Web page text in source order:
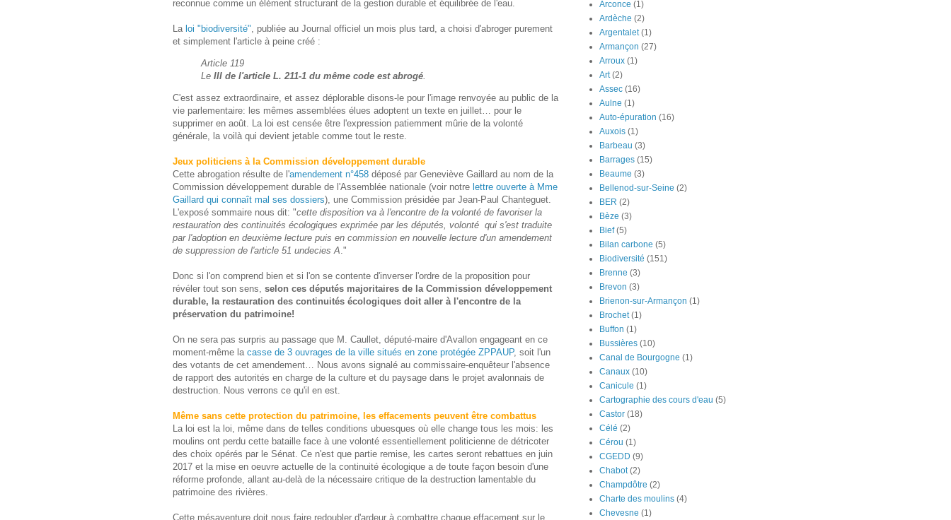
reconnue comme un élément structurant de la gestion durable et équilibrée de l'eau.
La loi "biodiversité", publiée au Journal officiel un mois plus tard, a choisi d'abroger purement
et simplement l'article à peine créé :
Article 119
Le III de l'article L. 211-1 du même code est abrogé.
C'est assez extraordinaire, et assez déplorable disons-le pour l'image renvoyée au public de la
vie parlementaire: les mêmes assemblées élues adoptent un texte en juillet… pour le
supprimer en août. La loi est censée être l'expression patiemment mûrie de la volonté
générale, la voilà qui devient jetable comme tout le reste.
Jeux politiciens à la Commission développement durable
Cette abrogation résulte de l'amendement n°458 déposé par Geneviève Gaillard au nom de la
Commission développement durable de l'Assemblée nationale (voir notre lettre ouverte à Mme
Gaillard qui connaît mal ses dossiers), une Commission présidée par Jean-Paul Chanteguet.
L'exposé sommaire nous dit: "cette disposition va à l'encontre de la volonté de favoriser la
restauration des continuités écologiques exprimée par les députés, volonté qui s'est traduite
par l'adoption en deuxième lecture puis en commission en nouvelle lecture d'un amendement
de suppression de l'article 51 undecies A."
Donc si l'on comprend bien et si l'on se contente d'inverser l'ordre de la proposition pour
révéler tout son sens, selon ces députés majoritaires de la Commission développement
durable, la restauration des continuités écologiques doit aller à l'encontre de la
préservation du patrimoine!
On ne sera pas surpris au passage que M. Caullet, député-maire d'Avallon engageant en ce
moment-même la casse de 3 ouvrages de la ville situés en zone protégée ZPPAUP, soit l'un
des votants de cet amendement… Nous avons signalé au commissaire-enquêteur l'absence
de rapport des autorités en charge de la culture et du paysage dans le projet avalonnais de
destruction. Nous verrons ce qu'il en est.
Même sans cette protection du patrimoine, les effacements peuvent être combattus
La loi est la loi, même dans de telles conditions ubuesques où elle change tous les mois: les
moulins ont perdu cette bataille face à une volonté essentiellement politicienne de détricoter
des choix opérés par le Sénat. Ce n'est que partie remise, les cartes seront rebattues en juin
2017 et la mise en oeuvre actuelle de la continuité écologique a de toute façon besoin d'une
réforme profonde, allant au-delà de la nécessaire critique de la destruction lamentable du
patrimoine des rivières.
Cette mésaventure doit nous faire redoubler d'ardeur à combattre chaque effacement sur le
Arconce (1)
Ardèche (2)
Argentalet (1)
Armançon (27)
Arroux (1)
Art (2)
Assec (16)
Aulne (1)
Auto-épuration (16)
Auxois (1)
Barbeau (3)
Barrages (15)
Beaume (3)
Bellenod-sur-Seine (2)
BER (2)
Bèze (3)
Bief (5)
Bilan carbone (5)
Biodiversité (151)
Brenne (3)
Brevon (3)
Brienon-sur-Armançon (1)
Brochet (1)
Buffon (1)
Bussières (10)
Canal de Bourgogne (1)
Canaux (10)
Canicule (1)
Cartographie des cours d'eau (5)
Castor (18)
Célé (2)
Cérou (1)
CGEDD (9)
Chabot (2)
Champdôtre (2)
Charte des moulins (4)
Chevesne (1)